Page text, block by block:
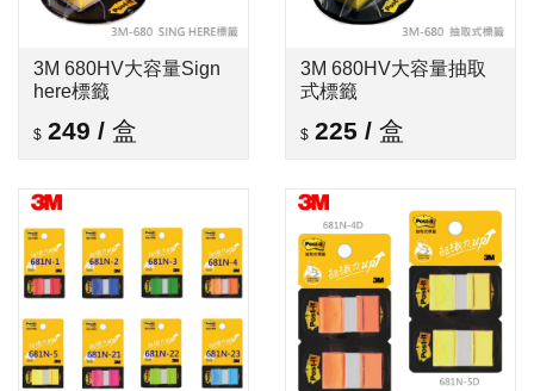
3M 680HV大容量Sign
here標籤
249 / 盒
3M 680HV大容量抽取
式標籤
225 / 盒